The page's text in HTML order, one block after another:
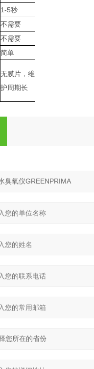
1-5秒
不需要
不需要
简单
无膜片，维
护周期长